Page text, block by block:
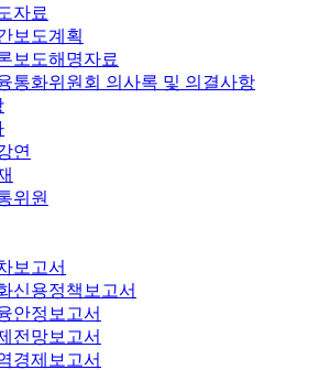
자료
보도계획
보도해명자료
통화위원회 의사록 및 의결사항
연
위원
보고서
신용정책보고서
안정보고서
전망보고서
경제보고서